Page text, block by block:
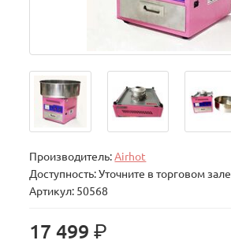
Производитель:Airhot
Доступность: Уточните в торговом зале
Артикул: 50568
17 499р.